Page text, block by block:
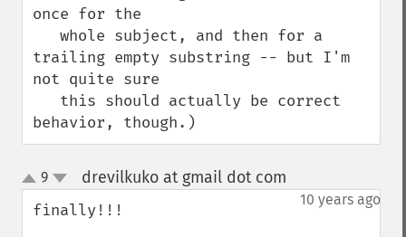
once for the
trailing empty substring -- but I'm
not quite sure
behavior, though.)
up
down
9 drevilkuko at gmail dot com
10 years ago
finally!!!